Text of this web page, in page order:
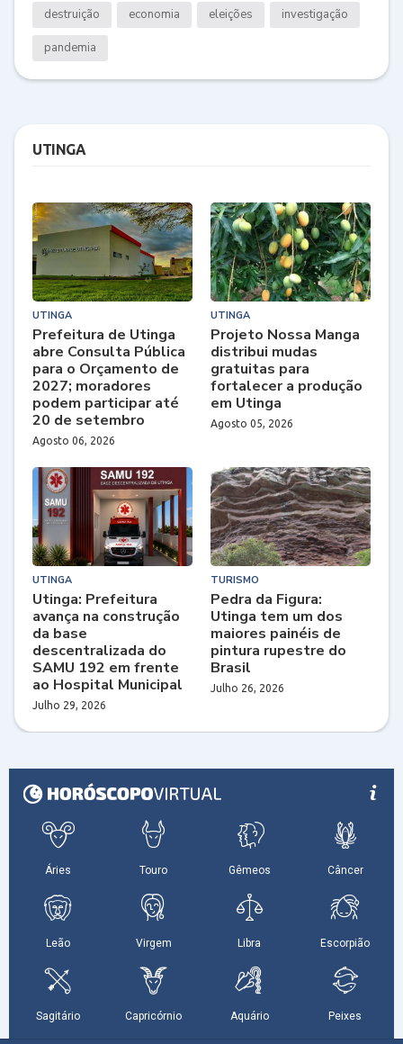
destruição economia eleições investigação
pandemia
UTINGA
UTINGA
Prefeitura de Utinga
abre Consulta Pública
para o Orçamento de
2027; moradores
podem participar até
20 de setembro
Agosto 06, 2026
UTINGA
Projeto Nossa Manga
distribui mudas
gratuitas para
fortalecer a produção
em Utinga
Agosto 05, 2026
UTINGA
Utinga: Prefeitura
avança na construção
da base
descentralizada do
SAMU 192 em frente
ao Hospital Municipal
Julho 29, 2026
TURISMO
Pedra da Figura:
Utinga tem um dos
maiores painéis de
pintura rupestre do
Brasil
Julho 26, 2026